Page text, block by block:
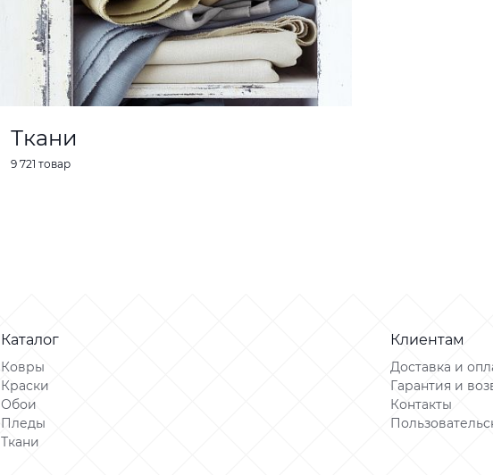
Ткани
9 721 товар
Каталог
Ковры
Краски
Обои
Пледы
Ткани
Клиентам
Доставка и
Гарантия и
Контакты